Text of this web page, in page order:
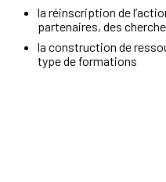
la réinscription de
partenaires, des
la construction de
type de formations